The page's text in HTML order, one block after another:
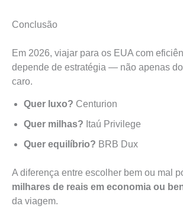
Conclusão
Em 2026, viajar para os EUA com
depende de estratégia — não apenas
caro.
Quer luxo? Centurion
Quer milhas? Itaú Privilege
Quer equilíbrio? BRB Dux
A diferença entre escolher bem ou mal
milhares de reais em economia ou
da viagem.